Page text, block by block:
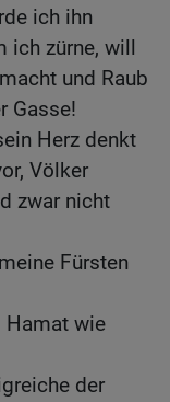
ich ihn
ich zürne, will
und Raub
Gasse!
Herz denkt
Völker
zwar nicht
Fürsten
Hamat wie
der